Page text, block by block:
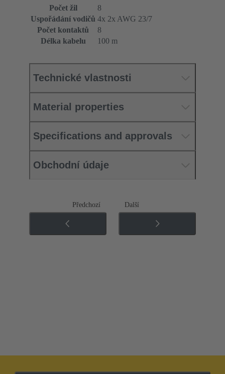
Počet žil
8
Uspořádání vodičů 4x 2x AWG 23/7
Počet kontaktů
8
Délka kabelu
100 m
Technické vlastnosti
Material properties
Specifications and approvals
Obchodní údaje
Předchozí Další